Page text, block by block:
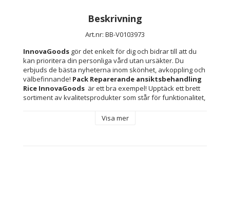
Beskrivning
Art.nr: BB-V0103973
InnovaGoods gör det enkelt för dig och bidrar till att du
kan prioritera din personliga vård utan ursäkter. Du
erbjuds de bästa nyheterna inom skönhet, avkoppling och
välbefinnande! Pack Reparerande ansiktsbehandling
Rice InnovaGoods är ett bra exempel! Upptäck ett brett
sortiment av kvalitetsprodukter som står för funktionalitet,
Visa mer